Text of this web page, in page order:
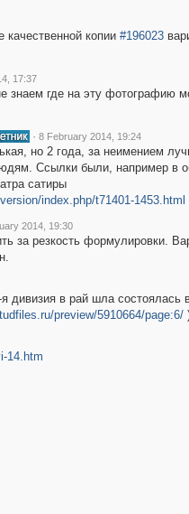
качественной копии #196023
17:37
знаем где на эту фотографию
· 8 February 2014, 19:24
но 2 года, за неимением
Ссылки были, например в
сатиры
index.php/t71401-1453.html
2014, 19:30
за резкость формулировки.
дивизия в рай шла состоялась
preview/5910664/page:6/
14.htm